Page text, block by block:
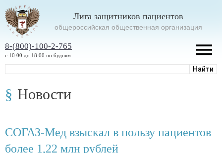
Лига защитников пациентов
oбщероссийская общественная организация
8-(800)-100-2-765
с 10:00 до 18:00 по будням
Новости
СОГАЗ-Мед взыскал в пользу пациентов
более 1,22 млн рублей